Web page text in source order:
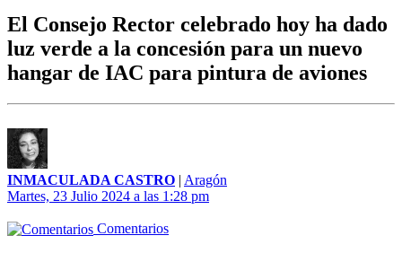
El Consejo Rector celebrado hoy ha dado
luz verde a la concesión para un nuevo
hangar de IAC para pintura de aviones
INMACULADA CASTRO | Aragón
Martes, 23 Julio 2024 a las 1:28 pm
Comentarios